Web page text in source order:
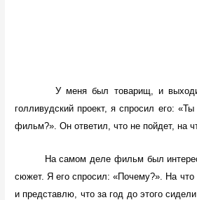
У меня был товарищ, и выходил
голливудский проект, я спросил его:
фильм?». Он ответил, что не пойдет, на
На самом деле фильм был
сюжет. Я его спросил: «Почему?». На что
и представлю, что за год до этого